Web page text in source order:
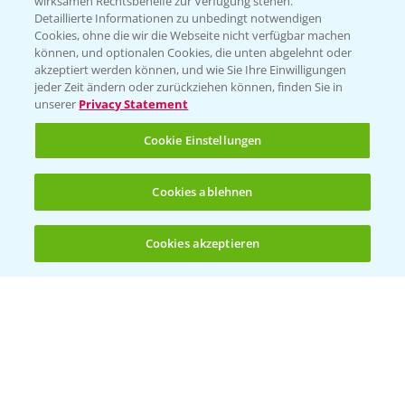
(noch 4)
Folgen Sie uns
Allgemeine Nutzungsbedingungen
Datenschutzerklärung
Detaillierte Informationen zu unbedingt notwendigen
Cookies, ohne die wir die Webseite nicht verfügbar machen
können, und optionalen Cookies, die unten abgelehnt oder
akzeptiert werden können, und wie Sie Ihre Einwilligungen
jeder Zeit ändern oder zurückziehen können, finden Sie in
unserer Privacy Statement
Cookie Einstellungen
Cookies ablehnen
Cookies akzeptieren